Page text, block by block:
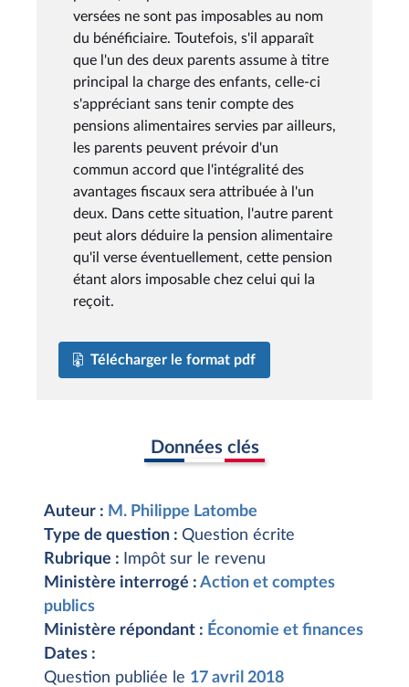
versées ne sont pas imposables au nom
du bénéficiaire. Toutefois, s'il apparaît
que l'un des deux parents assume à titre
principal la charge des enfants, celle-ci
s'appréciant sans tenir compte des
pensions alimentaires servies par ailleurs,
les parents peuvent prévoir d'un
commun accord que l'intégralité des
avantages fiscaux sera attribuée à l'un
deux. Dans cette situation, l'autre parent
peut alors déduire la pension alimentaire
qu'il verse éventuellement, cette pension
étant alors imposable chez celui qui la
reçoit.
Télécharger le format pdf
Données clés
Auteur : M. Philippe Latombe
Type de question : Question écrite
Rubrique :
Impôt sur le revenu
Ministère interrogé : Action et comptes
publics
Ministère répondant : Économie et finances
Dates :
Question publiée le 17 avril 2018